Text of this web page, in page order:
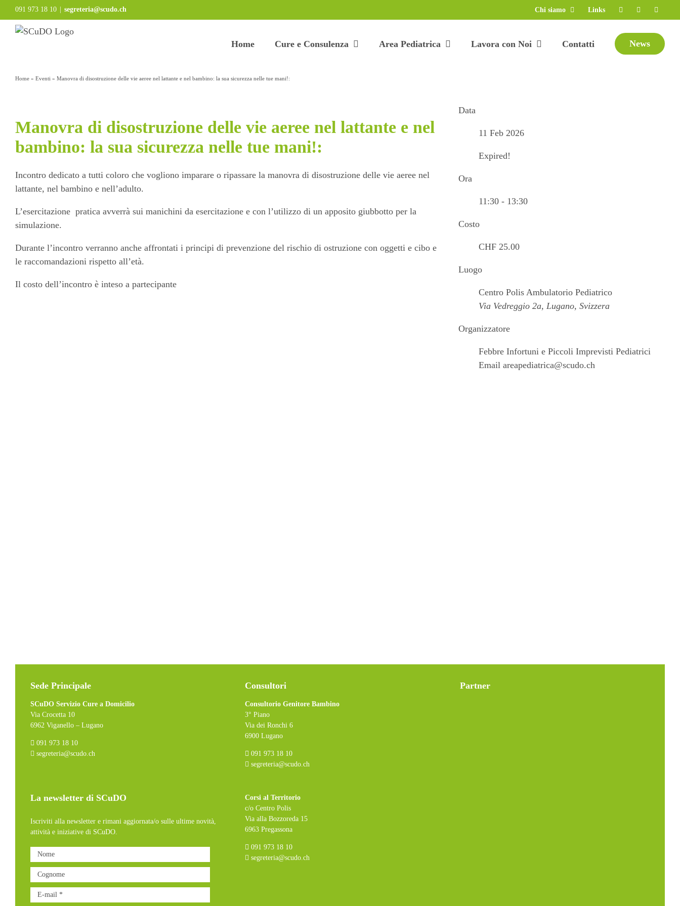
Salta
al
contenuto
091 973 18 10 segreteria@scudo.ch Chi siamo Links
Home Cure e Consulenza Area Pediatrica Lavora con Noi Contatti News
Home » Eventi » Manovra di disostruzione delle vie aeree nel lattante e nel bambino: la sua sicurezza nelle tue mani!:
Manovra di disostruzione delle vie aeree nel lattante e nel
bambino: la sua sicurezza nelle tue mani!:
Incontro dedicato a tutti coloro che vogliono imparare o ripassare la manovra di disostruzione delle vie aeree nel
lattante, nel bambino e nell’adulto.
L’esercitazione pratica avverrà sui manichini da esercitazione e con l’utilizzo di un apposito giubbotto per la
simulazione.
Durante l’incontro verranno anche affrontati i principi di prevenzione del rischio di ostruzione con oggetti e cibo e
le raccomandazioni rispetto all’età.
Il costo dell’incontro è inteso a partecipante
Data
11 Feb 2026
Expired!
Ora
11:30 - 13:30
Costo
CHF 25.00
Luogo
Centro Polis Ambulatorio Pediatrico
Via Vedreggio 2a, Lugano, Svizzera
Organizzatore
Febbre Infortuni e Piccoli Imprevisti Pediatrici
Email areapediatrica@scudo.ch
Sede Principale
SCuDO Servizio Cure a Domicilio
Via Crocetta 10
6962 Viganello – Lugano
091 973 18 10
segreteria@scudo.ch
La newsletter di SCuDO
Iscriviti alla newsletter e rimani aggiornata/o sulle ultime novità,
attività e iniziative di SCuDO.
Consultori
Consultorio Genitore Bambino
3° Piano
Via dei Ronchi 6
6900 Lugano
091 973 18 10
segreteria@scudo.ch
Corsi al Territorio
c/o Centro Polis
Via alla Bozzoreda 15
6963 Pregassona
091 973 18 10
segreteria@scudo.ch
Partner